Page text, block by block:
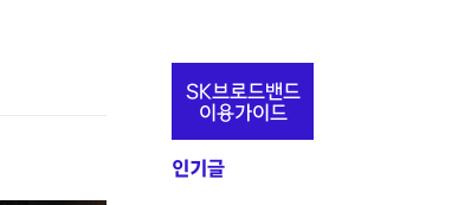
추
정
보
SK브로드밴드
이용가이드
인기글